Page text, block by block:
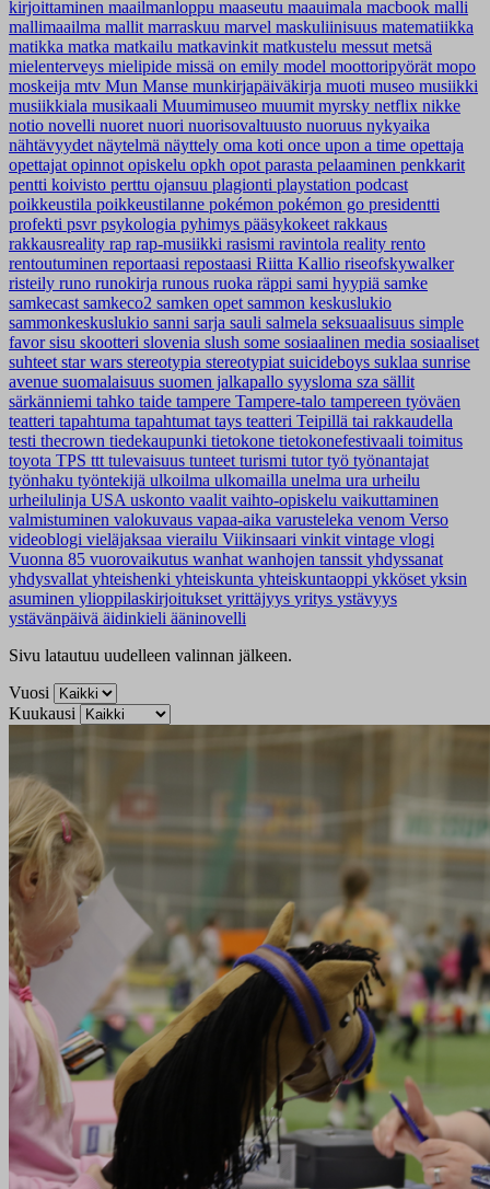
kirjoittaminen maailmanloppu maaseutu maauimala macbook malli
mallimaailma mallit marraskuu marvel maskuliinisuus matematiikka
matikka matka matkailu matkavinkit matkustelu messut metsä
mielenterveys mielipide missä on emily model moottoripyörät mopo
moskeija mtv Mun Manse munkirjapäiväkirja muoti museo musiikki
musiikkiala musikaali Muumimuseo muumit myrsky netflix nikke
notio novelli nuoret nuori nuorisovaltuusto nuoruus nykyaika
nähtävyydet näytelmä näyttely oma koti once upon a time opettaja
opettajat opinnot opiskelu opkh opot parasta pelaaminen penkkarit
pentti koivisto perttu ojansuu plagionti playstation podcast
poikkeustila poikkeustilanne pokémon pokémon go presidentti
profekti psvrpsykologia pyhimys pääsykokeet rakkaus
rakkausreality rap rap-musiikki rasismi ravintola reality rento
rentoutuminen reportaasi repostaasi Riitta Kallio riseofskywalker
risteily runo runokirja runous ruoka räppi sami hyypiä samke
samkecast samkeco2 samken opet sammon keskuslukio
sammonkeskuslukio sanni sarja sauli salmela seksuaalisuus simple
favorsisu skootteri slovenia slush some sosiaalinen media sosiaaliset
suhteet star wars stereotypia stereotypiat suicideboys suklaa sunrise
avenue suomalaisuus suomen jalkapallo syysloma sza sällit
särkänniemi tahko taide tampere Tampere-talo tampereen työväen
teatteri tapahtuma tapahtumat tays teatteri Teipillä tai rakkaudella
testi thecrown tiedekaupunki tietokone tietokonefestivaali toimitus
toyota TPS ttt tulevaisuus tunteet turismi tutortyö työnantajat
työnhaku työntekijä ulkoilma ulkomailla unelma ura urheilu
urheilulinja USA uskonto vaalit vaihto-opiskelu vaikuttaminen
valmistuminen valokuvaus vapaa-aika varusteleka venom Verso
videoblogi vieläjaksaa vierailu Viikinsaari vinkit vintage vlogi
Vuonna 85 vuorovaikutus wanhat wanhojen tanssit yhdyssanat
yhdysvallat yhteishenki yhteiskunta yhteiskuntaoppi ykköset yksin
asuminen ylioppilaskirjoitukset yrittäjyys yritys ystävyys
ystävänpäivä äidinkieli ääninovelli
Sivu latautuu uudelleen valinnan jälkeen.
Vuosi
Kuukausi